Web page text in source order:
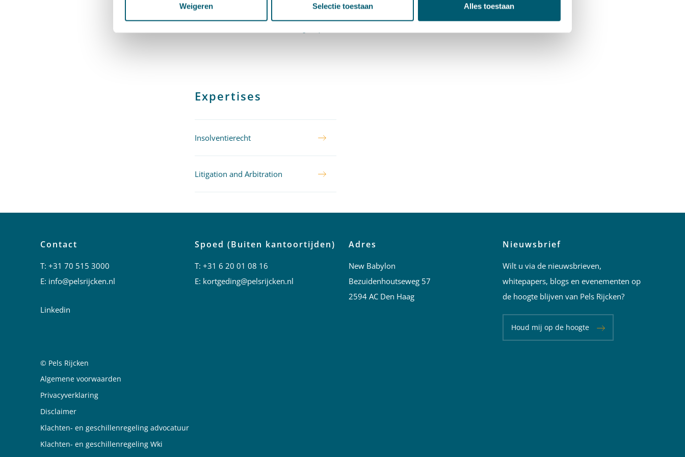
Weigeren Selectie toestaan Alles toestaan
verschillende advocatenkantoren. Jantine is lid van de Vereniging voor Jonge
Expertises
Insolventierecht
Litigation and Arbitration
Contact
T:+31 70 515 3000
E: info@pelsrijcken.nl
Linkedin
Spoed (Buiten kantoortijden)
T: +31 6 20 01 08 16
E: kortgeding@pelsrijcken.nl
Adres
New Babylon
Bezuidenhoutseweg 57
2594 AC Den Haag
Nieuwsbrief
Wilt u via de nieuwsbrieven,
whitepapers, blogs en evenementen op
de hoogte blijven van Pels Rijcken?
Houd mij op de hoogte
Juridische informatie
© Pels Rijcken
Algemene voorwaarden
Privacyverklaring
Disclaimer
Klachten- en geschillenregeling advocatuur
Klachten- en geschillenregeling Wki